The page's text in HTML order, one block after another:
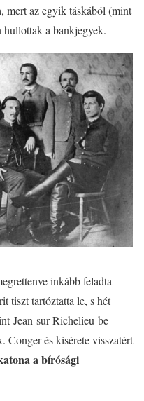
mert az egyik táskából (mint
hullottak a bankjegyek.
inkább feladta
tiszt tartóztatta le, s hét
Jean-sur-Richelieu-be
Conger és kísérete visszatért
a bírósági